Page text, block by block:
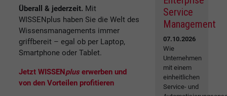
Überall & jederzeit. Mit
WISSENplus haben Sie die Welt des
Wissensmanagements immer
griffbereit – egal ob per Laptop,
Smartphone oder Tablet.
Jetzt WISSENplus erwerben und
von den Vorteilen profitieren
Service
Management
07.10.2026
Wie
Unternehmen
mit einem
einheitlichen
Service- und